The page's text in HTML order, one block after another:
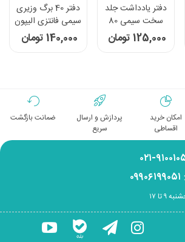
دفتر یادداشت جلد
سخت سیمی 80
برگ پاپکو - طرح
Gymboy
125,000 تومان
دفتر 40 برگ وزیری
سیمی فانتزی الیپون
- کد 2141219
140,000 تومان
امکان خرید
اقساطی
پردازش و ارسال
سریع
ضمانت بازگشت
۰۲۱
۰۹۹۰۶۱۹۹۰۵۱
تا ۱۷